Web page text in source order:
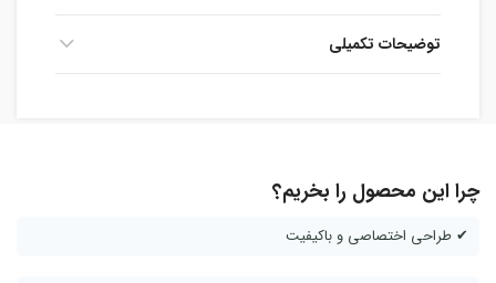
توضیحات تکمیلی
چرا این محصول را بخریم؟
✔ طراحی اختصاصی و باکیفیت